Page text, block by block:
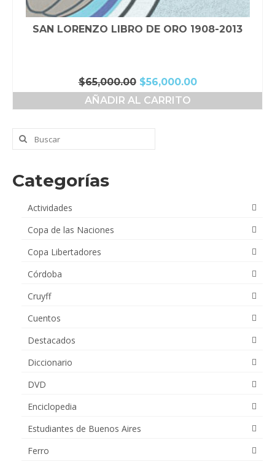
SAN LORENZO LIBRO DE ORO 1908-2013
$65,000.00 El
precio
original
$65,000.00.
$56,000.00El
precio
AÑADIR AL CARRITO
Buscar
por:
Categorías
Actividades
Copa de las Naciones
Copa Libertadores
Córdoba
Cruyff
Cuentos
Destacados
Diccionario
DVD
Enciclopedia
Estudiantes de Buenos Aires
Ferro